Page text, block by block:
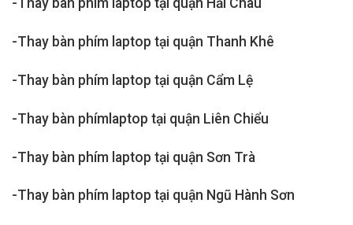
-Thay bàn phím laptop tại quận Hải Châu
-Thay bàn phím laptop tại quận Thanh Khê
-Thay bàn phím laptop tại quận Cẩm Lệ
-Thay bàn phímlaptop tại quận Liên Chiểu
-Thay bàn phím laptop tại quận Sơn Trà
-Thay bàn phím laptop tại quận Ngũ Hành Sơn